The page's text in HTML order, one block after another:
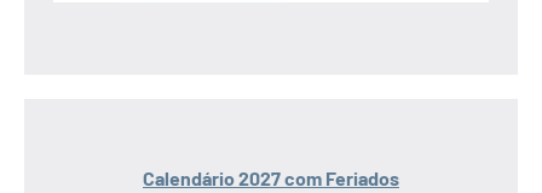
Calendário 2027 com Feriados